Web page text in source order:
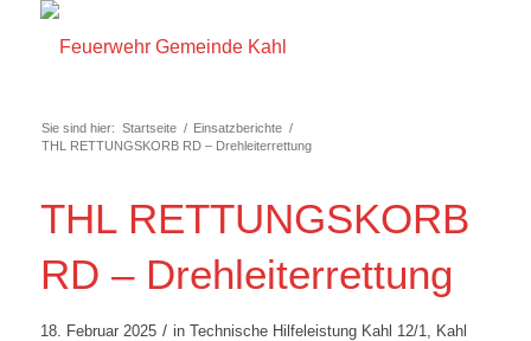
Sie sind hier: Startseite / Einsatzberichte /
THL RETTUNGSKORB RD – Drehleiterrettung
THL RETTUNGSKORB
RD – Drehleiterrettung
18. Februar 2025 / in Technische Hilfeleistung Kahl 12/1, Kahl